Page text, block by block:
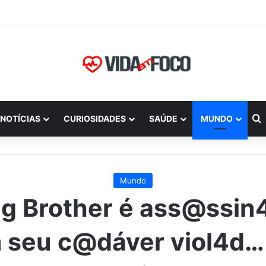
NOTÍCIAS CURIOSIDADES SAÚDE MUNDO
Mundo
Brother é
seu c@dáver